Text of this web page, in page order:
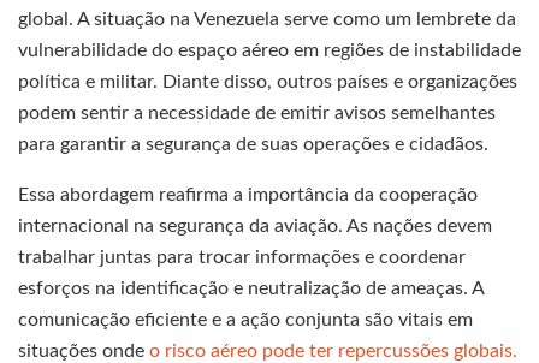
global. A situação na Venezuela serve como um lembrete da
vulnerabilidade do espaço aéreo em regiões de instabilidade
política e militar. Diante disso, outros países e organizações
podem sentir a necessidade de emitir avisos semelhantes
para garantir a segurança de suas operações e cidadãos.
Essa abordagem reafirma a importância da cooperação
internacional na segurança da aviação. As nações devem
trabalhar juntas para trocar informações e coordenar
esforços na identificação e neutralização de ameaças. A
comunicação eficiente e a ação conjunta são vitais em
situações onde o risco aéreo pode ter repercussões globais.